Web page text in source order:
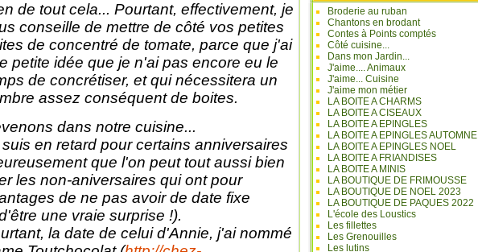
de tout cela... Pourtant, effectivement, je
conseille de mettre de côté vos petites
de concentré de tomate, parce que j'ai
petite idée que je n'ai pas encore eu le
de concrétiser, et qui nécessitera un
assez conséquent de boites.
dans notre cuisine...
en retard pour certains anniversaires
que l'on peut tout aussi bien
les non-aniversaires qui ont pour
de ne pas avoir de date fixe
une vraie surprise !).
la date de celui d'Annie, j'ai nommé
Broderie au ruban
Chantons en brodant
Contes à Points comptés
Côté cuisine...
Dans mon Jardin...
J'aime.... Animaux
J'aime... Cuisine
J'aime mon métier
LA BOITE A CHARMS
LA BOITE A CISEAUX
LA BOITE A EPINGLES
LA BOITE A EPINGLES AUTOMNE
LA BOITE A EPINGLES NOEL
LA BOITE A FRIANDISES
LA BOITE A MINIS
LA BOUTIQUE DE FRIMOUSSE
LA BOUTIQUE DE NOEL 2023
LA BOUTIQUE DE PAQUES 2022
L'école des Loustics
Les fillettes
Les Grenouilles
Les lutins